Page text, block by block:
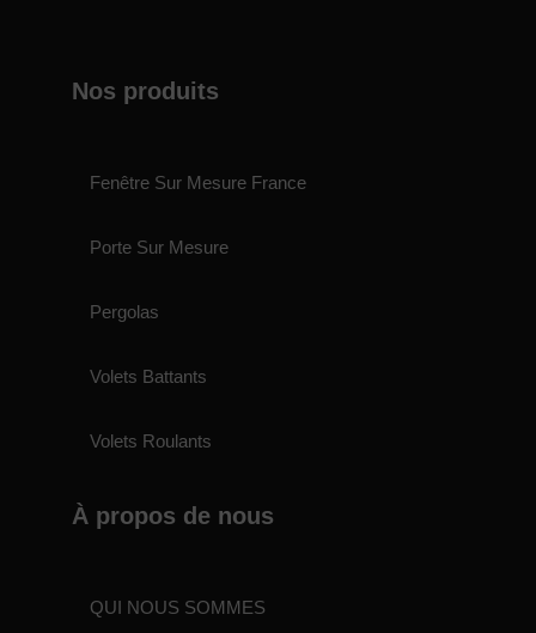
Nos produits
Fenêtre Sur Mesure France
Porte Sur Mesure
Pergolas
Volets Battants
Volets Roulants
À propos de nous
QUI NOUS SOMMES